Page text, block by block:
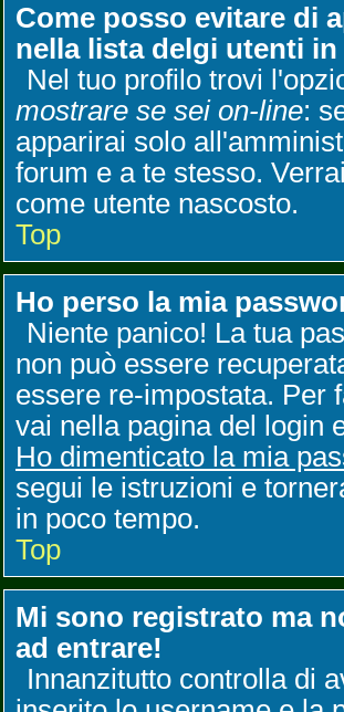
Come posso evitare di
nella lista delgi utenti in
Nel tuo profilo trovi
mostrare se sei on-line:
apparirai solo
forum e a te stesso.
come utente nascosto.
Top
Ho perso la mia
Niente panico! La tua
non può essere
essere re-impostata. Per
vai nella pagina del login
Ho dimenticato la mia
segui le istruzioni e
in poco tempo.
Top
Mi sono registrato ma
ad entrare!
Innanzitutto controlla di